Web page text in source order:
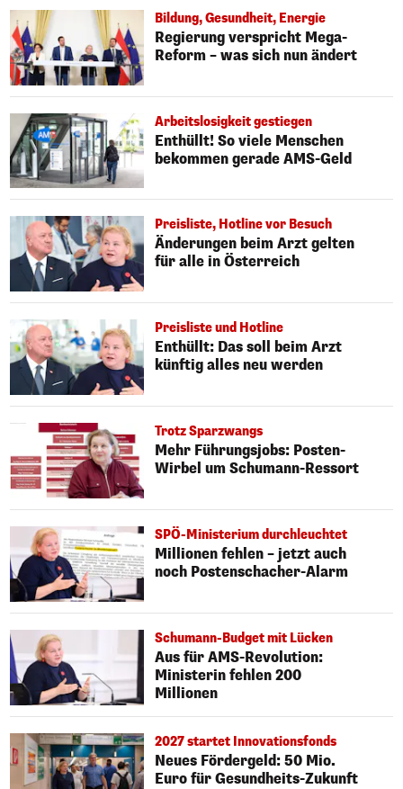
Bildung, Gesundheit, Energie
Regierung verspricht Mega-
Reform – was sich nun ändert
Arbeitslosigkeit gestiegen
Enthüllt! So viele Menschen
bekommen gerade AMS-Geld
Preisliste, Hotline vor Besuch
Änderungen beim Arzt gelten
für alle in Österreich
Preisliste und Hotline
Enthüllt: Das soll beim Arzt
künftig alles neu werden
Trotz Sparzwangs
Mehr Führungsjobs: Posten-
Wirbel um Schumann-Ressort
SPÖ-Ministerium durchleuchtet
Millionen fehlen – jetzt auch
noch Postenschacher-Alarm
Schumann-Budget mit Lücken
Aus für AMS-Revolution:
Ministerin fehlen 200
Millionen
2027 startet Innovationsfonds
Neues Fördergeld: 50 Mio.
Euro für Gesundheits-Zukunft